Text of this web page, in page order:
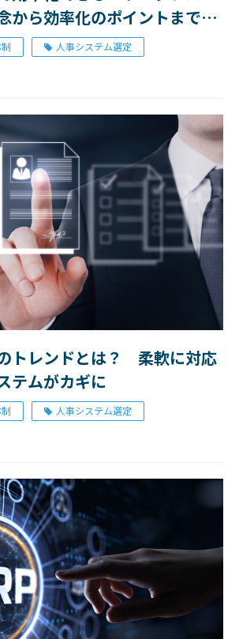
から効率化のポイントまで徹
人事システム選定
トレンドとは？ 柔軟に対応
テムがカギに
人事システム選定